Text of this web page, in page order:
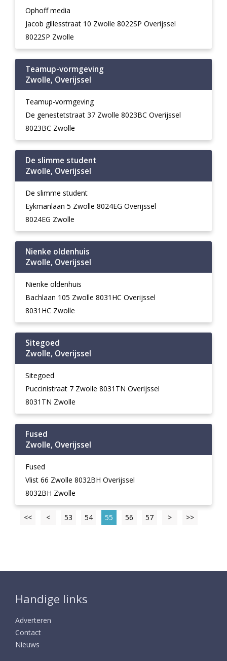
Ophoff media
Jacob gillesstraat 10 Zwolle 8022SP Overijssel
8022SP Zwolle
Teamup-vormgeving
Zwolle, Overijssel
Teamup-vormgeving
De genestetstraat 37 Zwolle 8023BC Overijssel
8023BC Zwolle
De slimme student
Zwolle, Overijssel
De slimme student
Eykmanlaan 5 Zwolle 8024EG Overijssel
8024EG Zwolle
Nienke oldenhuis
Zwolle, Overijssel
Nienke oldenhuis
Bachlaan 105 Zwolle 8031HC Overijssel
8031HC Zwolle
Sitegoed
Zwolle, Overijssel
Sitegoed
Puccinistraat 7 Zwolle 8031TN Overijssel
8031TN Zwolle
Fused
Zwolle, Overijssel
Fused
Vlist 66 Zwolle 8032BH Overijssel
8032BH Zwolle
<< < 53 54 55 56 57 > >>
Handige links
Adverteren
Contact
Nieuws